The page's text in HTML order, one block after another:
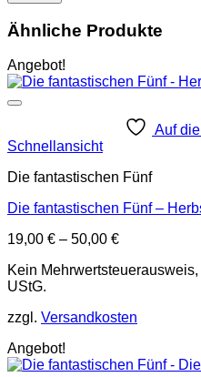
Ähnliche Produkte
Angebot!
Auf
Schnellansicht
Die fantastischen Fünf
Die fantastischen Fünf –
19,00 € – 50,00 €
Kein
UStG.
zzgl. Versandkosten
Angebot!